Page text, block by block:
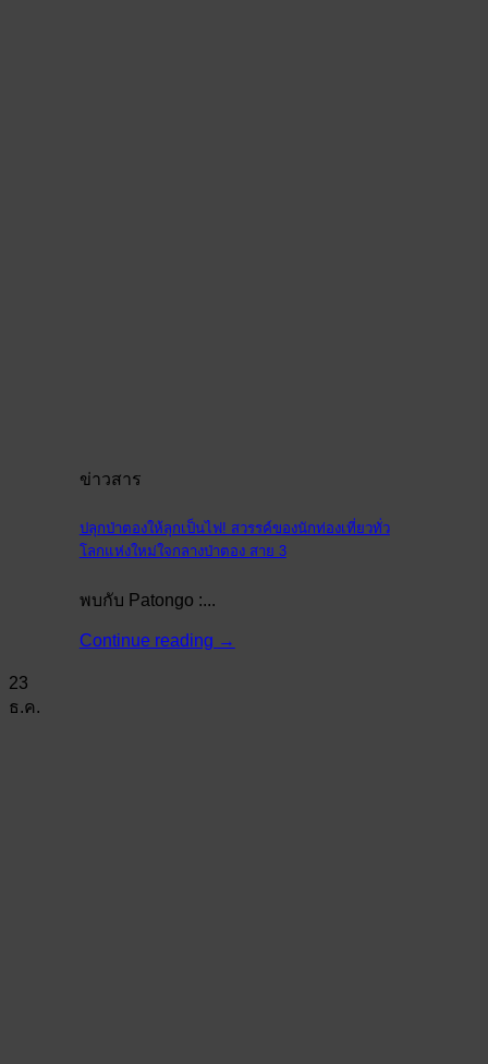
ข่าวสาร
ปลุกป่าตองให้ลุกเป็นไฟ! สวรรค์ของนักท่องเที่ยวทั่ว
โลกแห่งใหม่ใจกลางป่าตอง สาย 3
พบกับ Patongo :...
Continue reading →
23
ธ.ค.